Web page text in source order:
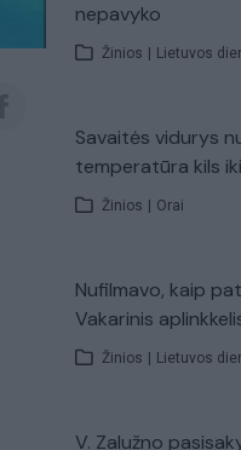
nepavyko
Žinios Lietuvos
Savaitės vidurys
temperatūra kils
Žinios Orai
Nufilmavo, kaip
Vakarinis
Žinios Lietuvos
V. Zalužno